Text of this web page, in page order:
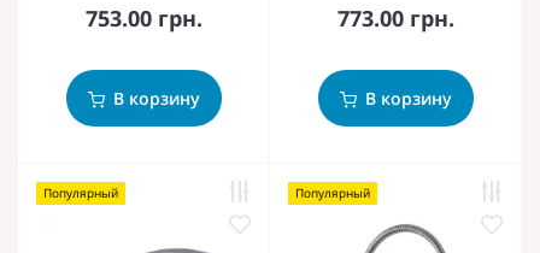
753.00 грн.
В корзину
773.00 грн.
В корзину
Популярный Популярный